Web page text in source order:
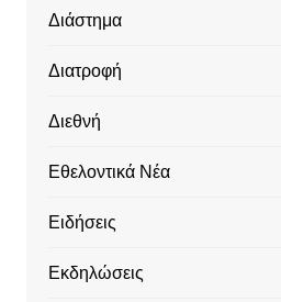
Διάστημα
Διατροφή
Διεθνή
Εθελοντικά Νέα
Ειδήσεις
Εκδηλώσεις